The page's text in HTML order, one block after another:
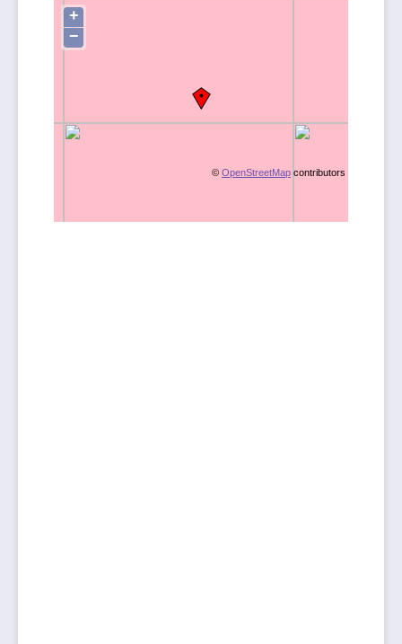
+
−
© OpenStreetMap contributors